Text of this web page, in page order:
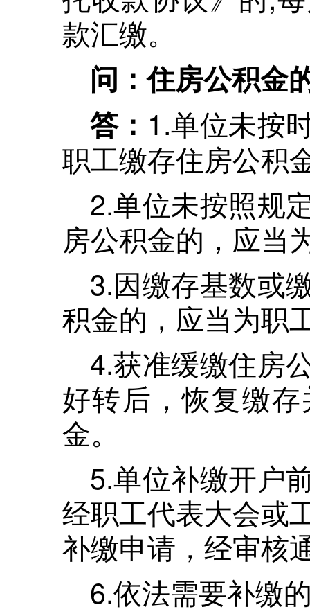
款汇缴。
问：住房公积金
答： 1.单位未按
职工缴存住房公积
2.单位未按照规
房公积金的，应当
3.因缴存基数或
积金的，应当为职
4.获准缓缴住房
好转后，恢复缴
金。
5.单位补缴开户
经职工代表大会或
补缴申请，经审核
6.依法需要补缴